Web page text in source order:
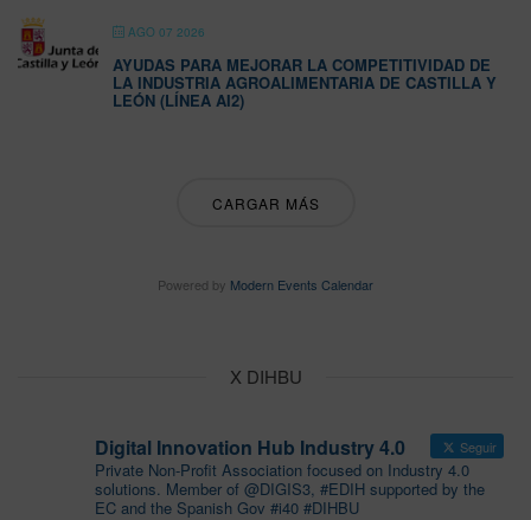
AGO 07 2026
AYUDAS PARA MEJORAR LA COMPETITIVIDAD DE
LA INDUSTRIA AGROALIMENTARIA DE CASTILLA Y
LEÓN (LÍNEA AI2)
CARGAR MÁS
Powered by Modern Events Calendar
X DIHBU
Digital Innovation Hub Industry 4.0 Seguir
Private Non-Profit Association focused on Industry 4.0
solutions. Member of @DIGIS3, #EDIH supported by the
EC and the Spanish Gov #i40 #DIHBU